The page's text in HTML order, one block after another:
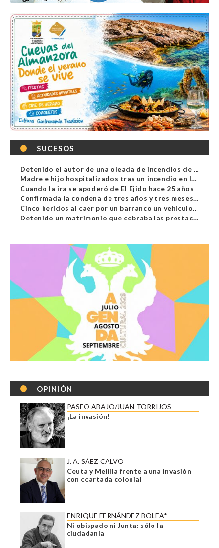
SUCESOS
Detenido el autor de una oleada de incendios de contenedores en Almería
Madre e hijo hospitalizados tras un incendio en la cocina de una vivienda en Almería
Cuando la ira se apoderó de El Ejido hace 25 años
Confirmada la condena de tres años y tres meses al hombre de Antas acusado de xenofobia
Cinco heridos al caer por un barranco un vehículo en Alcolea
Detenido un matrimonio que cobraba las prestaciones de ilegales en Almería, Granada, Málaga, Huelva y Murcia
OPINIÓN
PASEO ABAJO/JUAN TORRIJOS
¡La invasión!
J. A. SÁEZ CALVO
Ceuta y Melilla frente a una invasión
con coartada colonial
ENRIQUE FERNÁNDEZ BOLEA*
Ni obispado ni Junta: sólo la
ciudadanía